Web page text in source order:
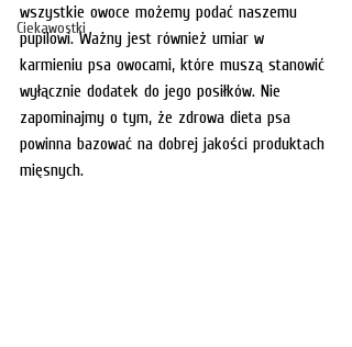
Ciekawostki
wszystkie owoce możemy podać naszemu
pupilowi. Ważny jest również umiar w
karmieniu psa owocami, które muszą stanowić
wyłącznie dodatek do jego posiłków. Nie
zapominajmy o tym, że zdrowa dieta psa
powinna bazować na dobrej jakości produktach
mięsnych.